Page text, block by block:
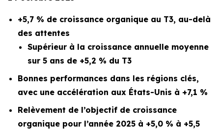
+5,7 % de croissance organique au T3, au-delà
des attentes
Supérieur à la croissance annuelle moyenne
sur 5 ans de +5,2 % du T3
Bonnes performances dans les régions clés,
avec une accélération aux États-Unis à +7,1 %
Relèvement de l’objectif de croissance
organique pour l’année 2025 à +5,0 % à +5,5